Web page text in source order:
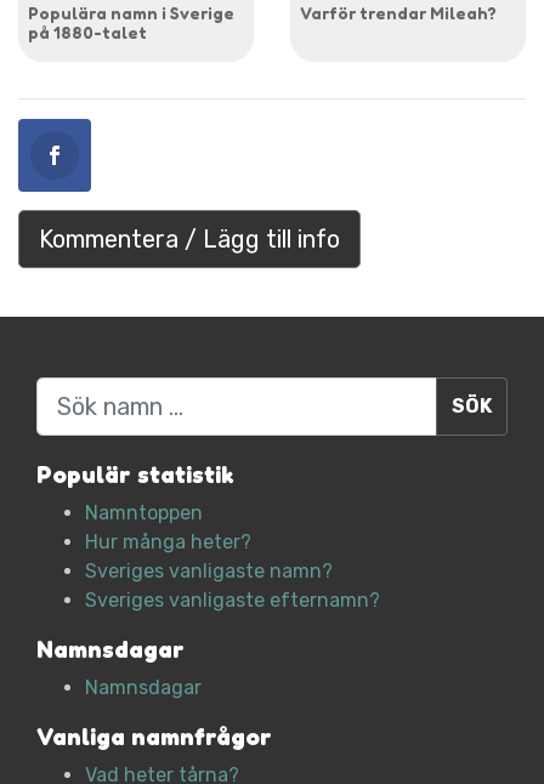
Populära namn i Sverige
på 1880-talet
Varför trendar Mileah?
Kommentera / Lägg till info
Sök
Populär statistik
Namntoppen
Hur många heter?
Sveriges vanligaste namn?
Sveriges vanligaste efternamn?
Namnsdagar
Namnsdagar
Vanliga namnfrågor
Vad heter tårna?